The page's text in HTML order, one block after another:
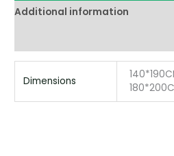
Additional information
Dimensions